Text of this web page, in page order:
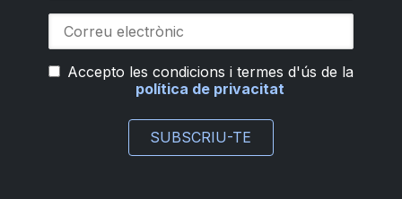
Accepto les condicions i termes d'ús de la
política de privacitat
SUBSCRIU-TE